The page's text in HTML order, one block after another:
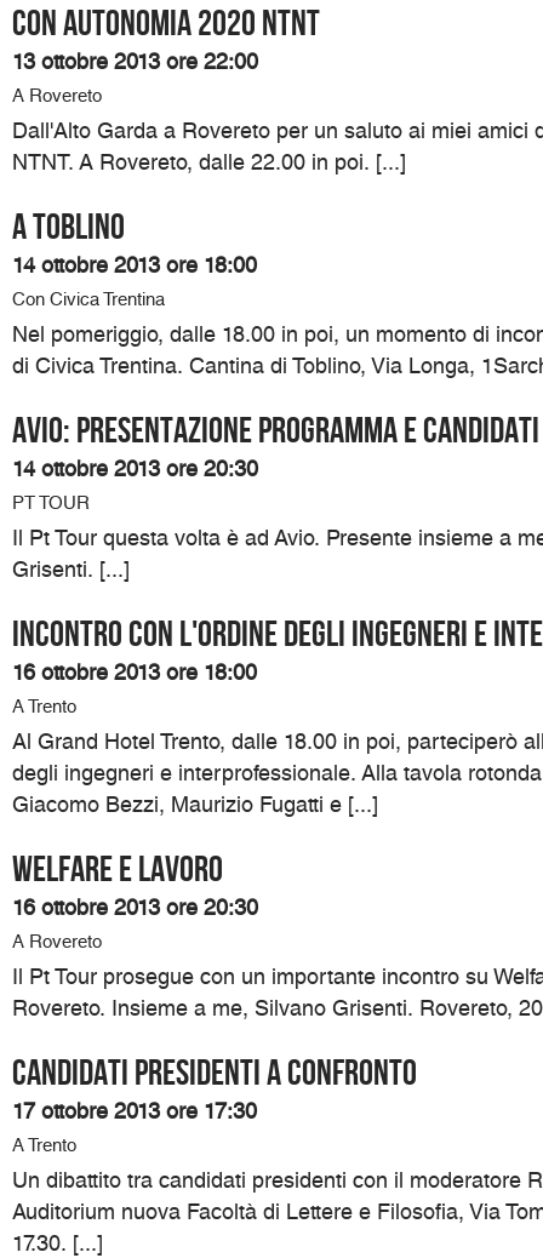
Con Autonomia 2020 NTNT
13 ottobre 2013 ore 22:00
A Rovereto
Dall'Alto Garda a Rovereto per un saluto ai miei amici
NTNT. A Rovereto, dalle 22.00 in poi. [...]
A Toblino
14 ottobre 2013 ore 18:00
Con Civica Trentina
Nel pomeriggio, dalle 18.00 in poi, un momento di
di Civica Trentina. Cantina di Toblino, Via Longa,
Avio: presentazione programma e candidati
14 ottobre 2013 ore 20:30
PT TOUR
Il Pt Tour questa volta è ad Avio. Presente insieme a
Grisenti. [...]
Incontro con l'ordine degli ingegneri e
16 ottobre 2013 ore 18:00
A Trento
Al Grand Hotel Trento, dalle 18.00 in poi, parteciperò
degli ingegneri e interprofessionale. Alla tavola
Giacomo Bezzi, Maurizio Fugatti e [...]
Welfare e lavoro
16 ottobre 2013 ore 20:30
A Rovereto
Il Pt Tour prosegue con un importante incontro su
Rovereto. Insieme a me, Silvano Grisenti. Rovereto,
Candidati presidenti a confronto
17 ottobre 2013 ore 17:30
A Trento
Un dibattito tra candidati presidenti con il moderatore
Auditorium nuova Facoltà di Lettere e Filosofia, Via
17.30. [...]